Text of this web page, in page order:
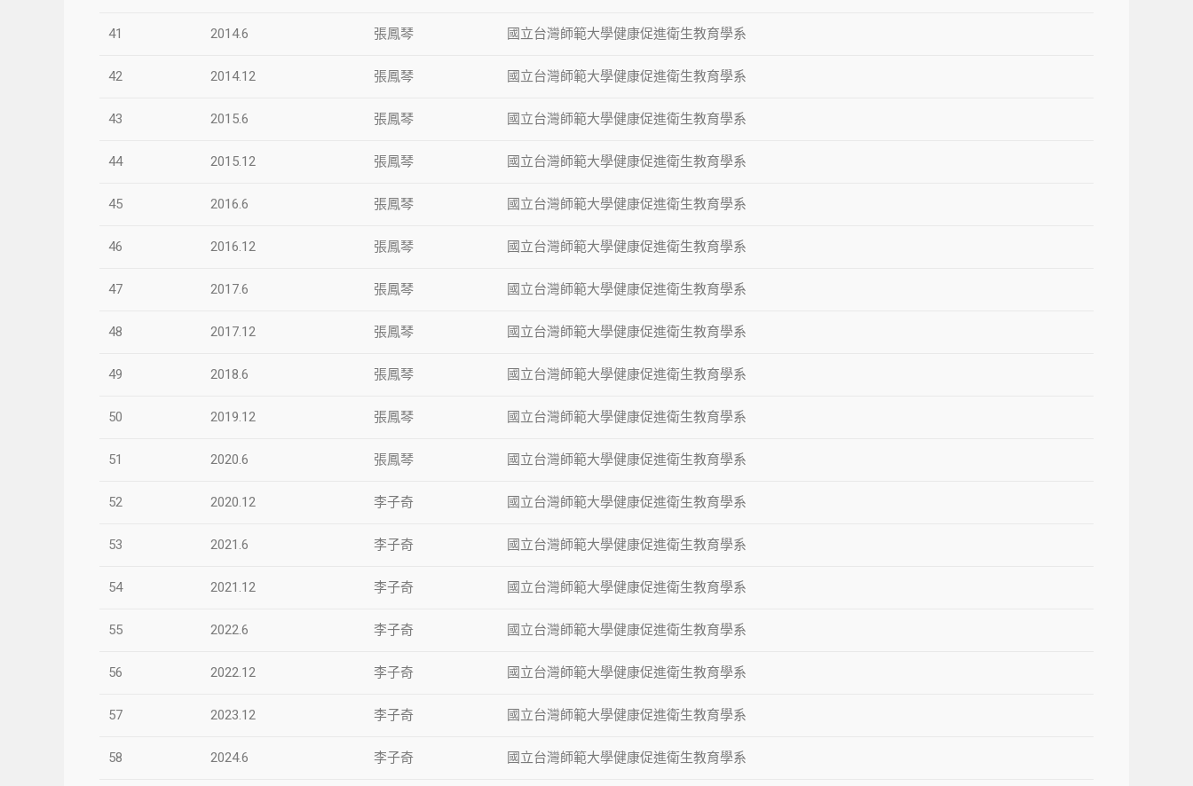
41 2014.6 張鳳琴 國立台灣師範大學健康促進衛生教育學系
42 2014.12 張鳳琴 國立台灣師範大學健康促進衛生教育學系
43 2015.6 張鳳琴 國立台灣師範大學健康促進衛生教育學系
44 2015.12 張鳳琴 國立台灣師範大學健康促進衛生教育學系
45 2016.6 張鳳琴 國立台灣師範大學健康促進衛生教育學系
46 2016.12 張鳳琴 國立台灣師範大學健康促進衛生教育學系
47 2017.6 張鳳琴 國立台灣師範大學健康促進衛生教育學系
48 2017.12 張鳳琴 國立台灣師範大學健康促進衛生教育學系
49 2018.6 張鳳琴 國立台灣師範大學健康促進衛生教育學系
50 2019.12 張鳳琴 國立台灣師範大學健康促進衛生教育學系
51 2020.6 張鳳琴 國立台灣師範大學健康促進衛生教育學系
52 2020.12 李子奇 國立台灣師範大學健康促進衛生教育學系
53 2021.6 李子奇 國立台灣師範大學健康促進衛生教育學系
54 2021.12 李子奇 國立台灣師範大學健康促進衛生教育學系
55 2022.6 李子奇 國立台灣師範大學健康促進衛生教育學系
56 2022.12 李子奇 國立台灣師範大學健康促進衛生教育學系
57 2023.12 李子奇 國立台灣師範大學健康促進衛生教育學系
58 2024.6 李子奇 國立台灣師範大學健康促進衛生教育學系